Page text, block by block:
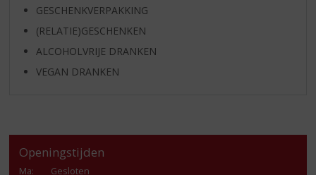
GESCHENKVERPAKKING
(RELATIE)GESCHENKEN
ALCOHOLVRIJE DRANKEN
VEGAN DRANKEN
Openingstijden
Ma:
Gesloten